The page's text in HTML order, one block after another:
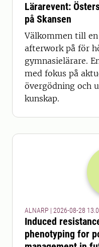
Lärarevent:
på Skansen
Välkommen till
afterwork på för
gymnasielärare.
med fokus på
övergödning och
kunskap.
ALNARP | 2026-08-28
Induced
phenotyping for